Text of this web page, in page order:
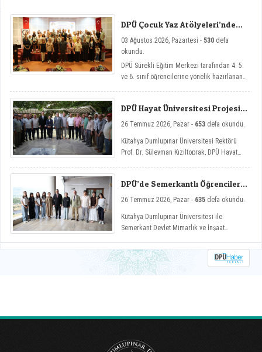
DPÜ Çocuk Yaz Atölyeleri’nde
03 Ağustos 2026, Pazartesi - 530 defa
okundu.
DPÜ Sürekli Eğitim Merkezi tarafından 4. 5.
ve 6. sınıf öğrencilerine yönelik hazırlanan
değerlendirmelerini amaçlayan DPÜ Çocuk
Yaz Atölyeleri programı, düzenlenen açılış
DPÜ Hayat Üniversitesi Projesi
26 Temmuz 2026, Pazar - 653 defa okundu.
Kütahya Dumlupınar Üniversitesi Rektörü
Prof. Dr. Süleyman Kızıltoprak, DPÜ Hayat
katılarak vatandaşlarla buluştu.
DPÜ’de Semerkantlı Öğrencilere
26 Temmuz 2026, Pazar - 635 defa okundu.
Kütahya Dumlupınar Üniversitesi ile
Semerkant Devlet Mimarlık ve İnşaat
geçirilen iş birliği kapsamında misafir
öğrenciler yaz okulunda ağırlanıyor.